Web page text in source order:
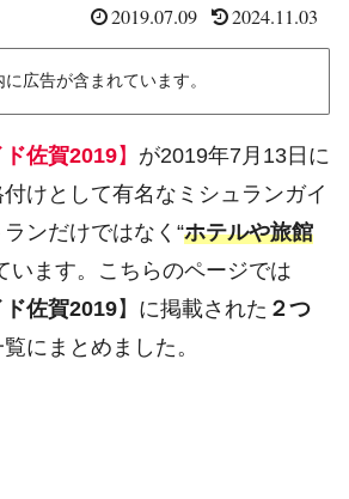
2019.07.09 2024.11.03
に広告が含まれています。
ド佐賀2019】 が2019年7月13日に
けとして有名なミシュランガイ
ンだけではなく“ホテルや旅館
います。こちらのページでは
ド佐賀2019】に掲載された ２つ
にまとめました。